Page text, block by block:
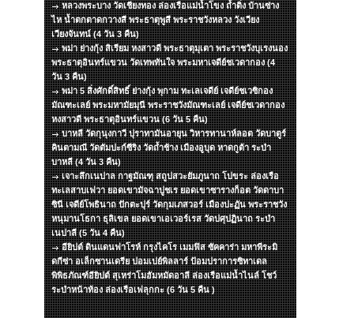
หลวงพระบาง วัดเชียงทอง ล่องเรือแม่น้ำโขง ถ้ำติ่ง บ้านซ่าง
ไห น้ำตกตาดกวางสี พระธาตุพูสี พระราชวังหลวง วังเวียง
เวียงจันทน์ (4 วัน 3 คืน)
พม่า ย่างกุ้ง สิเรียม หงสาวดี พระธาตุมุเตา พระราชวังบุเรงนอง
พระธาตุอินทร์แขวน วัดเทพทันใจ พระมหาเจดีย์ชเวดากอง (4
วัน 3 คืน)
พม่า 5 สิ่งศักดิ์สิทธิ์ ย่างกุ้ง พุกาม ทะเลเจดีย์ เจดีย์ชเวซิกอง
มัณฑะเลย์ พระมหามัยมุนี พระราชวังมัณฑะเลย์ เจดีย์ชเวดากอง
หงสาวดี พระธาตุอินทร์แขวน (6 วัน 5 คืน)
บาหลี วัดกุนุงกาวี ปุราทามันอายุน วิหารทานาห์ลอต วัดบาตูร์
คินตามณี วัดตัมปะก์ซีริง วัดถ้ำช้าง เมืองอูบุด หาดกูต้า ระบำ
บาหลี (4 วัน 3 คืน)
เจาะลึกเนปาล กาฐมัณฑุ สถูปสวะยัมภูนาถ โปขระ ล่องเรือ
ทะเลสาบเฟวา ยอดเขามัจฉาปูชเร ยอดเขาซารางก็อต วัดดาบา
ซินี เจดีย์โพธินาถ ปักตะปุร์ วัดกุมเภสวอร์ เมืองปะฏัน พระราชวัง
หนุมานโธกา ธุลิเขล ยอดเขาเอเวอร์เรส วัดปศุปฏินาถ ระบำ
เนปาลี (5 วัน 4 คืน)
อียิปต์ ดินแดนฟาโรห์ กรุงไคโร เมมฟิส ซัคคาร่า มหาพีระมิ
ดกีซ่า อเล็กซานเดรีย ปอมเปย์พิลลาร์ ป้อมปราการซิทาเดล
พิพิธภัณฑ์อียิปต์ สุเหร่าโมฮัมหมัดอาลี ล่องเรือแม่น้ำไนล์ โชว์
ระบำหน้าท้อง ล่องเรือเฟลุกกะ (6 วัน 5 คืน )